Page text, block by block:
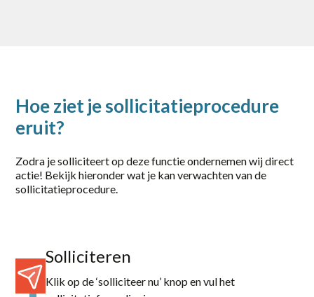
Hoe ziet je sollicitatieprocedure
eruit?
Zodra je solliciteert op deze functie ondernemen wij direct
actie! Bekijk hieronder wat je kan verwachten van de
sollicitatieprocedure.
Solliciteren
Klik op de ‘solliciteer nu’ knop en vul het